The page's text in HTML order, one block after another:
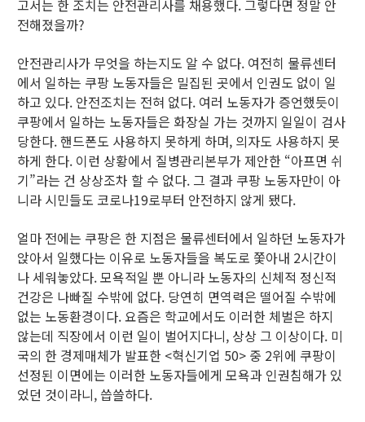
고서는 한 조치는 안전관리사를 채용했다. 그렇다면 정말 안
전해졌을까?
안전관리사가 무엇을 하는지도 알 수 없다. 여전히 물류센터
에서 일하는 쿠팡 노동자들은 밀집된 곳에서 인권도 없이 일
하고 있다. 안전조치는 전혀 없다. 여러 노동자가 증언했듯이
쿠팡에서 일하는 노동자들은 화장실 가는 것까지 일일이 검사
당한다. 핸드폰도 사용하지 못하게 하며, 의자도 사용하지 못
하게 한다. 이런 상황에서 질병관리본부가 제안한 “아프면 쉬
기”라는 건 상상조차 할 수 없다. 그 결과 쿠팡 노동자만이 아
니라 시민들도 코로나19로부터 안전하지 않게 됐다.
얼마 전에는 쿠팡은 한 지점은 물류센터에서 일하던 노동자가
앉아서 일했다는 이유로 노동자들을 복도로 쫓아내 2시간이
나 세워놓았다. 모욕적일 뿐 아니라 노동자의 신체적 정신적
건강은 나빠질 수밖에 없다. 당연히 면역력은 떨어질 수밖에
없는 노동환경이다. 요즘은 학교에서도 이러한 체벌은 하지
않는데 직장에서 이런 일이 벌어지다니, 상상 그 이상이다. 미
국의 한 경제매체가 발표한 <혁신기업 50> 중 2위에 쿠팡이
선정된 이면에는 이러한 노동자들에게 모욕과 인권침해가 있
었던 것이라니, 씁쓸하다.